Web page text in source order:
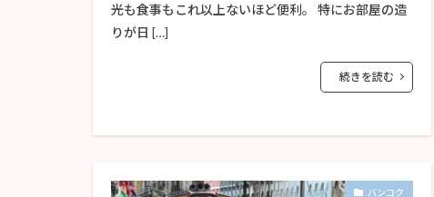
光も食事もこれ以上ないほど便利。 特にお部屋の造
りが日 […]
続きを読む
バンコク